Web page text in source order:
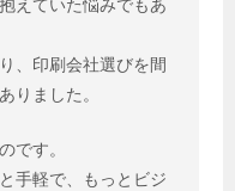
えていた悩みでもあ
、印刷会社選びを間
りました。
です。
手軽で、もっとビジ